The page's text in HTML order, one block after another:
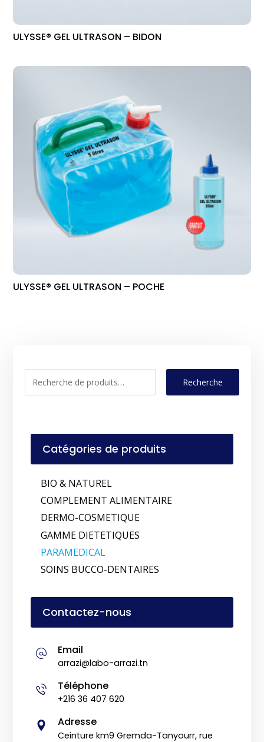
ULYSSE® GEL ULTRASON – BIDON
ULYSSE® GEL ULTRASON – POCHE
Recherche
Catégories de produits
BIO & NATUREL
COMPLEMENT ALIMENTAIRE
DERMO-COSMETIQUE
GAMME DIETETIQUES
PARAMEDICAL
SOINS BUCCO-DENTAIRES
Contactez-nous
Email
arrazi@labo-arrazi.tn
Téléphone
+216 36 407 620
Adresse
Ceinture km9 Gremda-Tanyourr, rue